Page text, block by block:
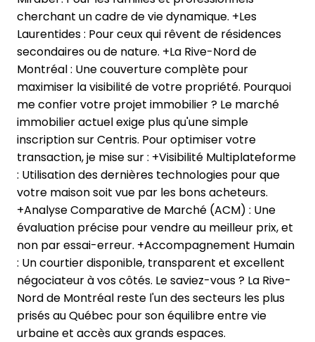
cherchant un cadre de vie dynamique. +Les
Laurentides : Pour ceux qui rêvent de résidences
secondaires ou de nature. +La Rive-Nord de
Montréal : Une couverture complète pour
maximiser la visibilité de votre propriété. Pourquoi
me confier votre projet immobilier ? Le marché
immobilier actuel exige plus qu'une simple
inscription sur Centris. Pour optimiser votre
transaction, je mise sur : +Visibilité Multiplateforme
: Utilisation des dernières technologies pour que
votre maison soit vue par les bons acheteurs.
+Analyse Comparative de Marché (ACM) : Une
évaluation précise pour vendre au meilleur prix, et
non par essai-erreur. +Accompagnement Humain
: Un courtier disponible, transparent et excellent
négociateur à vos côtés. Le saviez-vous ? La Rive-
Nord de Montréal reste l'un des secteurs les plus
prisés au Québec pour son équilibre entre vie
urbaine et accès aux grands espaces.